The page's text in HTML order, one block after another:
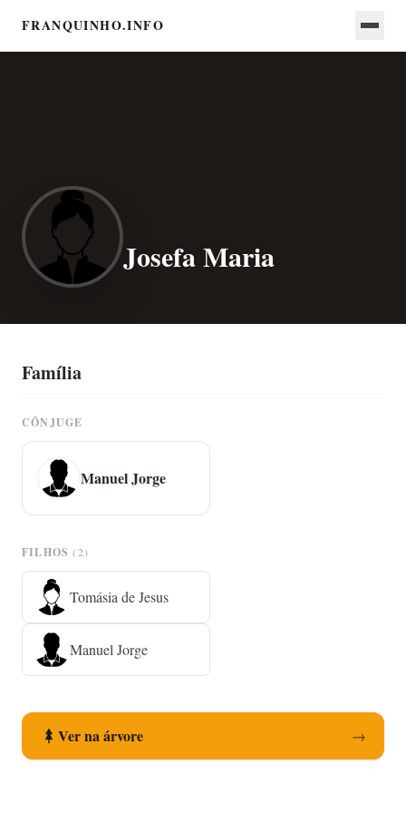
FRANQUINHO.INFO
Josefa Maria
Família
CÔNJUGE
Manuel Jorge
FILHOS(2)
Tomásia de Jesus
Manuel Jorge
Ver na árvore →